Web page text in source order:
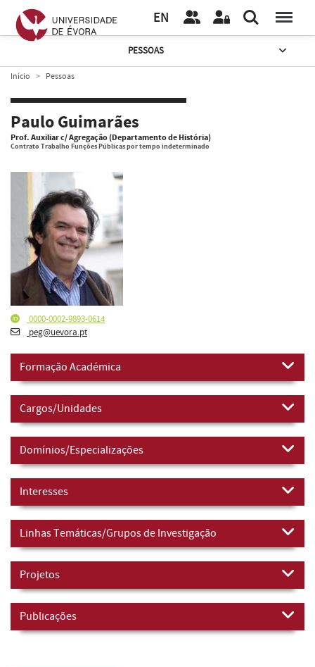
EN
PESSOAS
Início Pessoas
Paulo Guimarães
Prof. Auxiliar c/ Agregação (Departamento de História)
Contrato Trabalho Funções Públicas por tempo indeterminado
0000-0002-9893-0614
peg@uevora.pt
Formação Académica
Cargos/Unidades
Domínios/Especializações
Interesses
Linhas Temáticas/Grupos de Investigação
Projetos
Publicações